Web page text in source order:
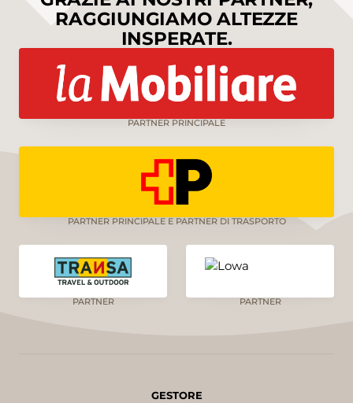
RAGGIUNGIAMO ALTEZZE
INSPERATE.
PARTNER PRINCIPALE
PARTNER PRINCIPALE E PARTNER DI TRASPORTO
PARTNER PARTNER
GESTORE